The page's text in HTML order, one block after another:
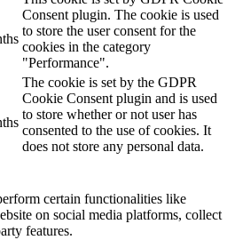
Consent plugin. The cookie is used
to store the user consent for the
cookies in the category
"Performance".
The cookie is set by the GDPR
Cookie Consent plugin and is used
to store whether or not user has
consented to the use of cookies. It
does not store any personal data.
certain functionalities like
on social media platforms, collect
features.